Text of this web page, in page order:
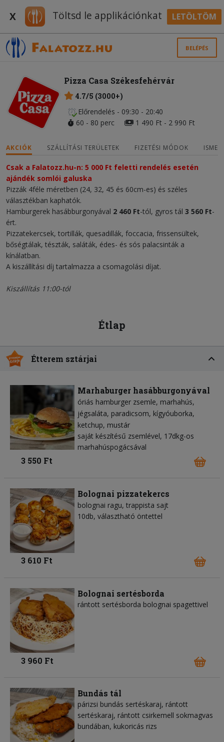
X Töltsd le applikációnkat LETÖLTÖM
BELÉPÉS
Pizza Casa Székesfehérvár
4.7/5 (3000+)
Előrendelés - 09:30 - 20:40
60 - 80 perc
1 490 Ft - 2 990 Ft
AKCIÓK SZÁLLÍTÁSI TERÜLETEK FIZETÉSI MÓDOK
Csak a Falatozz.hu-n: 5 000 Ft feletti rendelés esetén
ajándék somlói galuska
Pizzák 4féle méretben (24, 32, 45 és 60cm-es) és széles
választékban kaphatók.
Hamburgerek hasábburgonyával 2 460 Ft-tól, gyros tál 3 560 Ft-
ért.
Pizzatekercsek, tortillák, quesadillák, foccacia, frissensültek,
bőségtálak, tészták, saláták, édes- és sós palacsinták a
kínálatban.
A kiszállítási díj tartalmazza a csomagolási díjat.
Kiszállítás 11:00-tól
Étlap
Étterem sztárjai
Marhaburger hasábburgonyával
óriás hamburger zsemle marhahús
jégsaláta paradicsom kígyóuborka
ketchup mustár
saját készítésű zsemlével, 17dkg-os
marhahúspogácsával
3 550 Ft
Bolognai pizzatekercs
bolognai ragu trappista sajt
10db, választható öntettel
3 610 Ft
Bolognai sertésborda
rántott sertésborda bolognai spagettivel
3 960 Ft
Bundás tál
párizsi bundás sertéskaraj, rántott
sertéskaraj, rántott csirkemell sokmagvas
bundában, kukoricás rizs